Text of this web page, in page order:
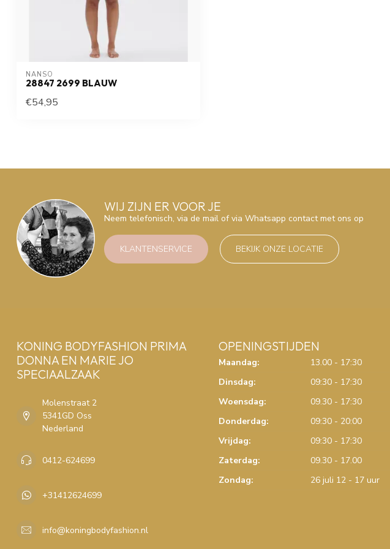
NANSO
28847 2699 BLAUW
€54,95
WIJ ZIJN ER VOOR JE
Neem telefonisch, via de mail of via Whatsapp contact met ons op
KLANTENSERVICE BEKIJK ONZE LOCATIE
KONING BODYFASHION PRIMA
DONNA EN MARIE JO
SPECIAALZAAK
Molenstraat 2
5341GD Oss
Nederland
0412-624699
+31412624699
info@koningbodyfashion.nl
OPENINGSTIJDEN
Maandag:
13.00 - 17:30
Dinsdag:
09:30 - 17:30
Woensdag:
09.30 - 17:30
Donderdag:
09:30 - 20:00
Vrijdag:
09:30 - 17:30
Zaterdag:
09.30 - 17.00
Zondag:
26 juli 12 - 17 uur